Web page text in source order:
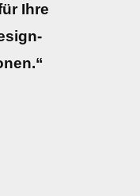
Ihre